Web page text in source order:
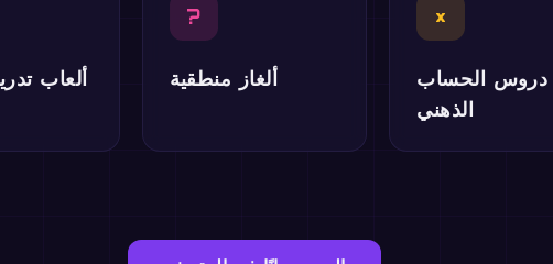
ألعاب
?
ألغاز منطقية
×
دروس الحساب
الذهني